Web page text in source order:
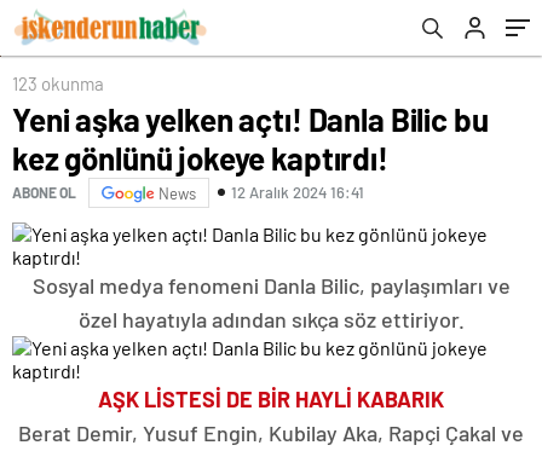
123 okunma
Yeni aşka yelken açtı! Danla Bilic bu
kez gönlünü jokeye kaptırdı!
ABONE OL News 12 Aralık 2024 16:41
Sosyal medya fenomeni Danla Bilic, paylaşımları ve
özel hayatıyla adından sıkça söz ettiriyor.
AŞK LİSTESİ DE BİR HAYLİ KABARIK
Berat Demir, Yusuf Engin, Kubilay Aka, Rapçi Çakal ve